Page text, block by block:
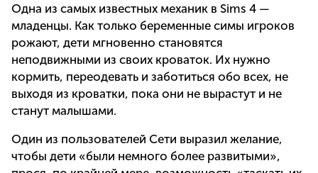
Одна из самых известных механик в Sims 4 —
младенцы. Как только беременные симы игроков
рожают, дети мгновенно становятся
неподвижными из своих кроваток. Их нужно
кормить, переодевать и заботиться обо всех, не
выходя из кроватки, пока они не вырастут и не
станут малышами.
Один из пользователей Сети выразил желание,
чтобы дети «были немного более развитыми»,